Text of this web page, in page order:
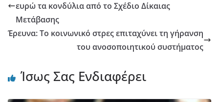
ευρώ τα κονδύλια από το Σχέδιο Δίκαιας
Μετάβασης
Έρευνα: Το κοινωνικό στρες επιταχύνει τη γήρανση
του ανοσοποιητικού συστήματος
Ίσως Σας Ενδιαφέρει